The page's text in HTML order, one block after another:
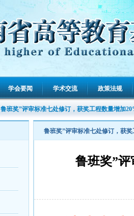
学会要闻 学术交流 政策法规
鲁班奖”评审标准七处修订，获奖工程数量增加
鲁班奖”评审标准七处修订，获
鲁班奖”